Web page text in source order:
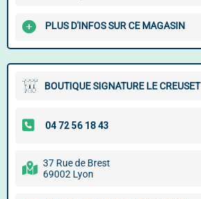
PLUS D'INFOS SUR CE MAGASIN
BOUTIQUE SIGNATURE LE CREUSET
37 Rue de Brest
69002 Lyon